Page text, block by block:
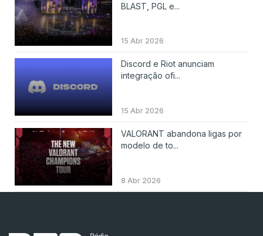
BLAST, PGL e...
15 Abr 2026
Discord e Riot anunciam
integração ofi...
15 Abr 2026
VALORANT abandona ligas por
modelo de to...
8 Abr 2026